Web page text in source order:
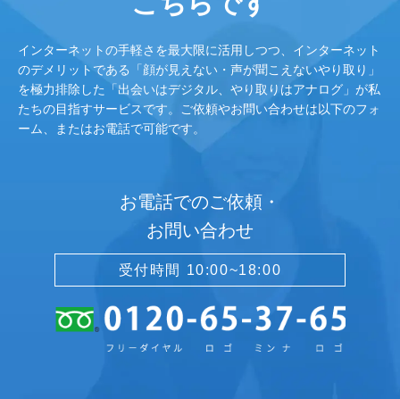
インターネットの手軽さを最大限に活用しつつ、インターネット
のデメリットである「顔が見えない・声が聞こえないやり取り」
を極力排除した「出会いはデジタル、やり取りはアナログ」が私
たちの目指すサービスです。ご依頼やお問い合わせは以下のフォ
ーム、またはお電話で可能です。
お電話でのご依頼・
お問い合わせ
受付時間 10:00~18:00